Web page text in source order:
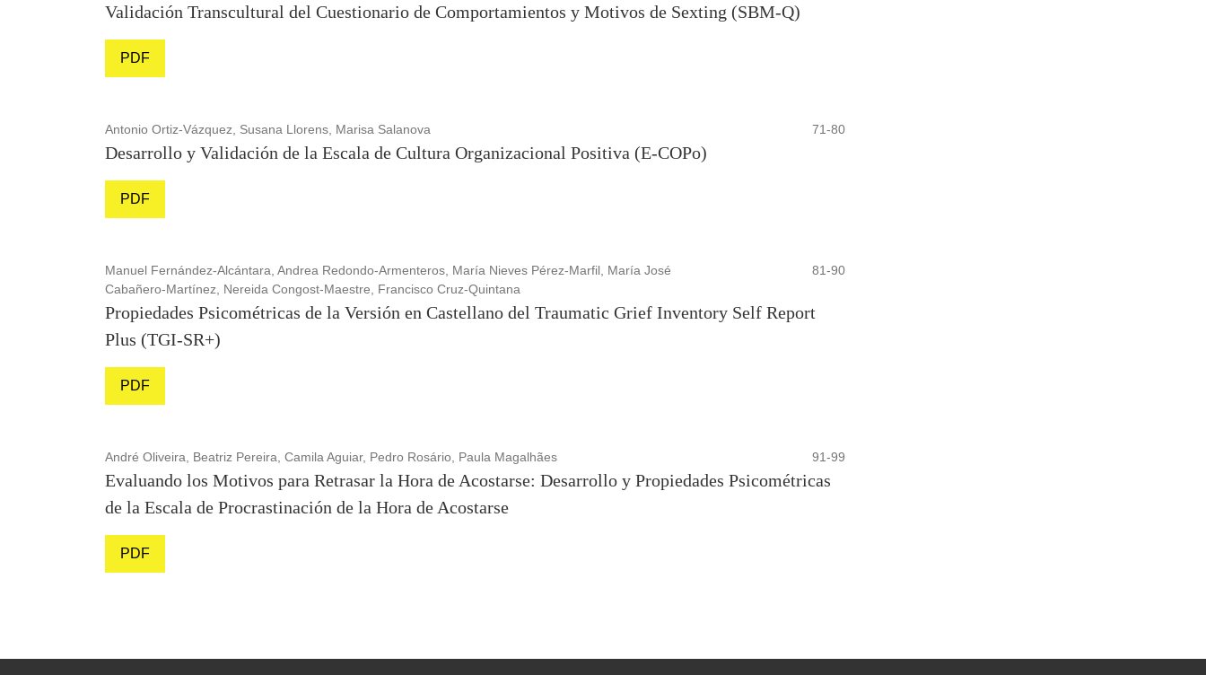
Validación Transcultural del Cuestionario de Comportamientos y Motivos de Sexting (SBM-Q)
PDF
Antonio Ortiz-Vázquez, Susana Llorens, Marisa Salanova 71-80
Desarrollo y Validación de la Escala de Cultura Organizacional Positiva (E-COPo)
PDF
Manuel Fernández-Alcántara, Andrea Redondo-Armenteros, María Nieves Pérez-Marfil, María José
Cabañero-Martínez, Nereida Congost-Maestre, Francisco Cruz-Quintana
81-90
Propiedades Psicométricas de la Versión en Castellano del Traumatic Grief Inventory Self Report
Plus (TGI-SR+)
PDF
André Oliveira, Beatriz Pereira, Camila Aguiar, Pedro Rosário, Paula Magalhães 91-99
Evaluando los Motivos para Retrasar la Hora de Acostarse: Desarrollo y Propiedades Psicométricas
de la Escala de Procrastinación de la Hora de Acostarse
PDF